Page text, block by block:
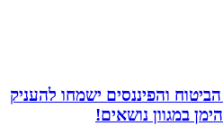
והפיננסים ישמחו להעניק
נושאים!